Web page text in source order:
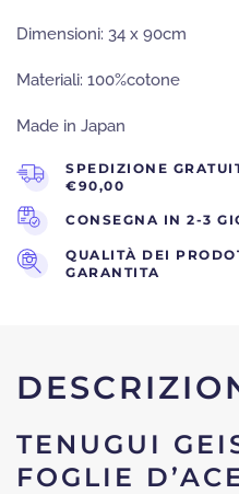
Dimensioni: 34 x 90cm
Materiali: 100%cotone
Made in Japan
SPEDIZIONE
€90,00
CONSEGNA IN 2-3
QUALITÀ DEI
GARANTITA
TENUGUI
FOGLIE